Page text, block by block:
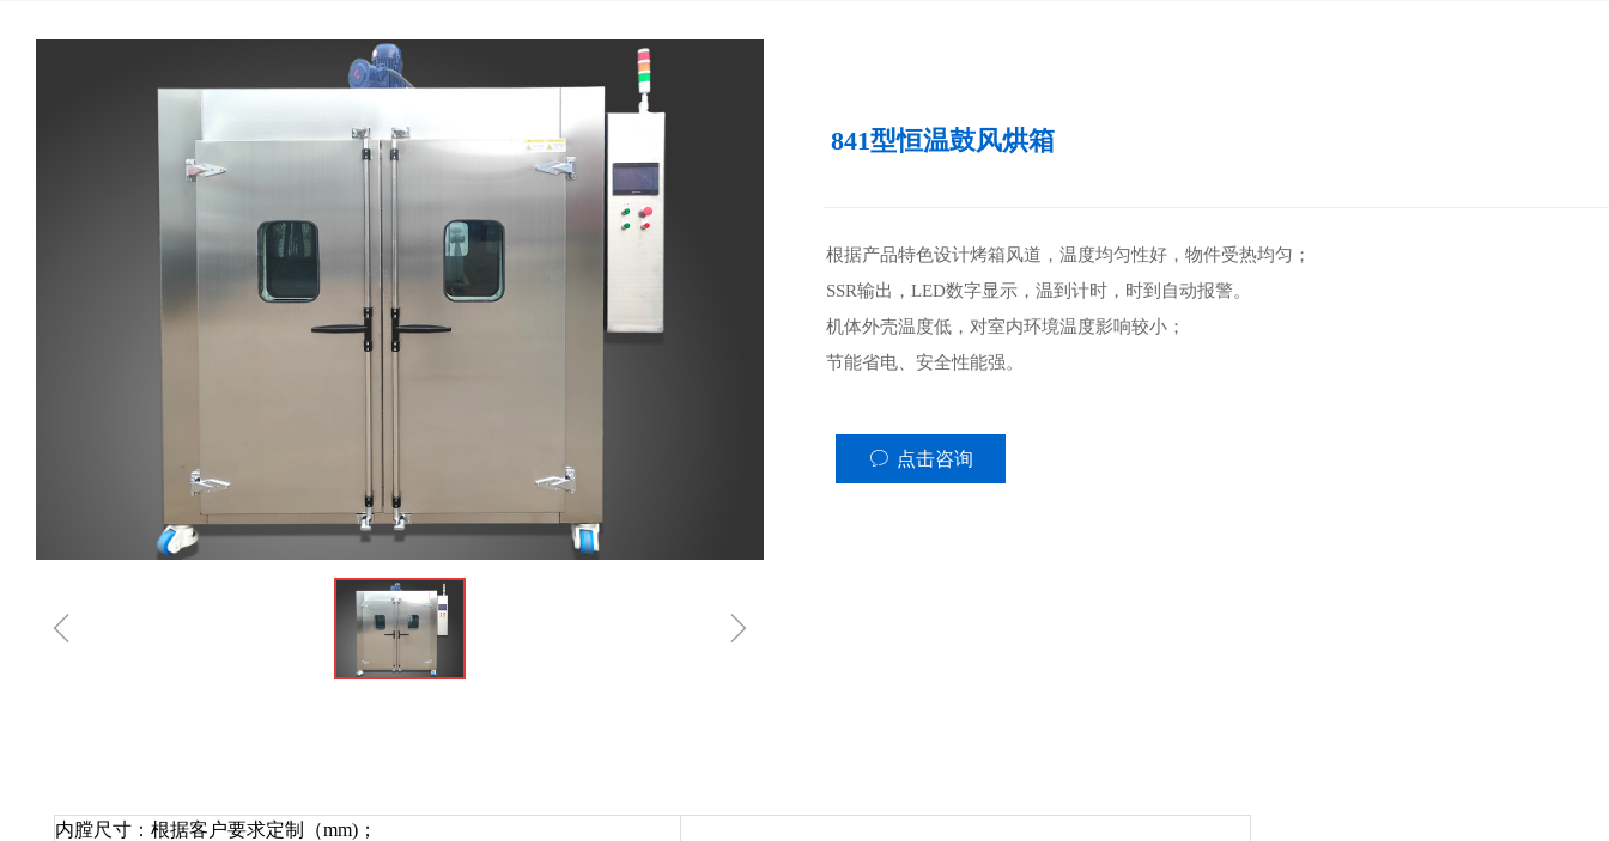
ꁆ ꁇ
841型恒温鼓风烘箱
根据产品特色设计烤箱风道，温度均匀性好，物件受热均匀；
SSR输出，LED数字显示，温到计时，时到自动报警。
机体外壳温度低，对室内环境温度影响较小；
节能省电、安全性能强。
ꂖ 点击咨询
内膛尺寸：根据客户要求定制（mm)；